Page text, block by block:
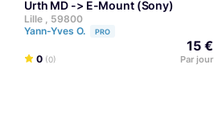
Urth MD -> E-Mount (Sony)
Lille , 59800
Yann-Yves O.
PRO
0 (0)
15 €
Par jour